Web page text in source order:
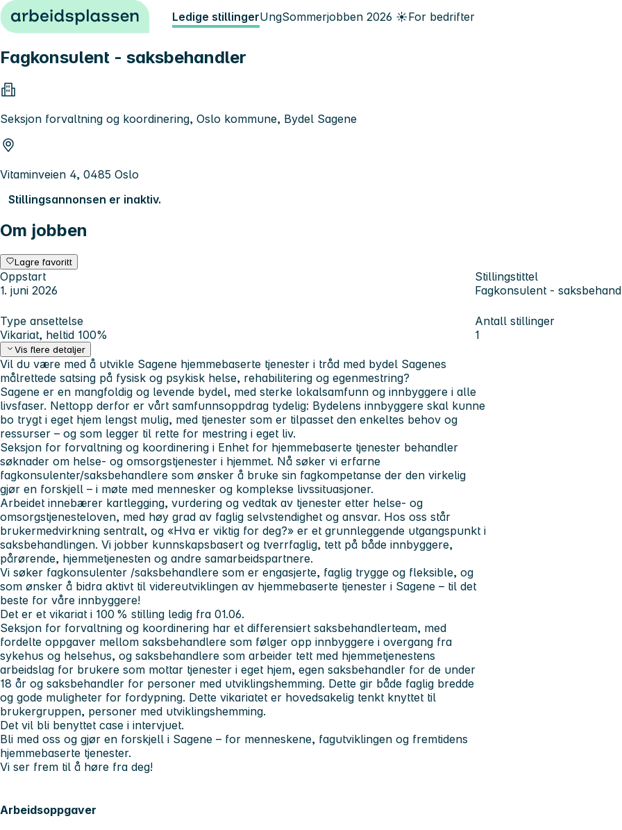
Hopp til innhold Ledige stillingerUngSommerjobben 2026 ☀️For bedrifter
Fagkonsulent - saksbehandler
Seksjon forvaltning og koordinering, Oslo kommune, Bydel Sagene
Vitaminveien 4, 0485 Oslo
Stillingsannonsen er inaktiv.
Om jobben
Lagre favoritt
Oppstart
1. juni 2026
Stillingstittel
Fagkonsulent -
Type ansettelse
Vikariat, heltid 100%
Antall stillinger
1
Vis flere detaljer
Vil du være med å utvikle Sagene hjemmebaserte tjenester i tråd med bydel Sagenes
målrettede satsing på fysisk og psykisk helse, rehabilitering og egenmestring?
Sagene er en mangfoldig og levende bydel, med sterke lokalsamfunn og innbyggere i alle
livsfaser. Nettopp derfor er vårt samfunnsoppdrag tydelig: Bydelens innbyggere skal kunne
bo trygt i eget hjem lengst mulig, med tjenester som er tilpasset den enkeltes behov og
ressurser – og som legger til rette for mestring i eget liv.
Seksjon for forvaltning og koordinering i Enhet for hjemmebaserte tjenester behandler
søknader om helse- og omsorgstjenester i hjemmet. Nå søker vi erfarne
fagkonsulenter/saksbehandlere som ønsker å bruke sin fagkompetanse der den virkelig
gjør en forskjell – i møte med mennesker og komplekse livssituasjoner.
Arbeidet innebærer kartlegging, vurdering og vedtak av tjenester etter helse- og
omsorgstjenesteloven, med høy grad av faglig selvstendighet og ansvar. Hos oss står
brukermedvirkning sentralt, og «Hva er viktig for deg?» er et grunnleggende utgangspunkt i
saksbehandlingen. Vi jobber kunnskapsbasert og tverrfaglig, tett på både innbyggere,
pårørende, hjemmetjenesten og andre samarbeidspartnere.
Vi søker fagkonsulenter /saksbehandlere som er engasjerte, faglig trygge og fleksible, og
som ønsker å bidra aktivt til videreutviklingen av hjemmebaserte tjenester i Sagene – til det
beste for våre innbyggere!
Det er et vikariat i 100 % stilling ledig fra 01.06.
Seksjon for forvaltning og koordinering har et differensiert saksbehandlerteam, med
fordelte oppgaver mellom saksbehandlere som følger opp innbyggere i overgang fra
sykehus og helsehus, og saksbehandlere som arbeider tett med hjemmetjenestens
arbeidslag for brukere som mottar tjenester i eget hjem, egen saksbehandler for de under
18 år og saksbehandler for personer med utviklingshemming. Dette gir både faglig bredde
og gode muligheter for fordypning. Dette vikariatet er hovedsakelig tenkt knyttet til
brukergruppen, personer med utviklingshemming.
Det vil bli benyttet case i intervjuet.
Bli med oss og gjør en forskjell i Sagene – for menneskene, fagutviklingen og fremtidens
hjemmebaserte tjenester.
Vi ser frem til å høre fra deg!
Arbeidsoppgaver